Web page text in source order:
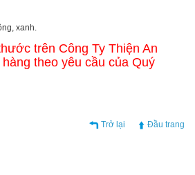
xanh.
trên Công Ty Thiện An
theo yêu cầu của Quý
Trở lại Đầu trang